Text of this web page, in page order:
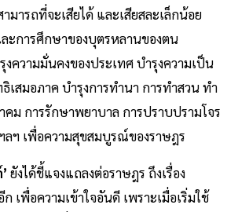
มารถที่จะเสียได้ และเสียสละเล็กน้อย
ะการศึกษาของบุตรหลานของตน
ความมั่นคงของประเทศ บำรุงความเป็น
เสมอภาค บำรุงการทำนา การทำสวน ทำ
คม การรักษาพยาบาล การปราบปรามโจร
ลฯ เพื่อความสุขสมบูรณ์ของราษฎร
ยังได้ชี้แจงแถลงต่อราษฎร ถึงเรื่อง
เพื่อความเข้าใจอันดี เพราะเมื่อเริ่มใช้